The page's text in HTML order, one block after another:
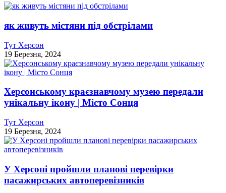
як живуть містяни під обстрілами
Тут Херсон
19 Березня, 2024
Херсонському краєзнавчому музею передали
унікальну ікону | Місто Сонця
Тут Херсон
19 Березня, 2024
У Херсоні пройшли планові перевірки
пасажирських автоперевізників